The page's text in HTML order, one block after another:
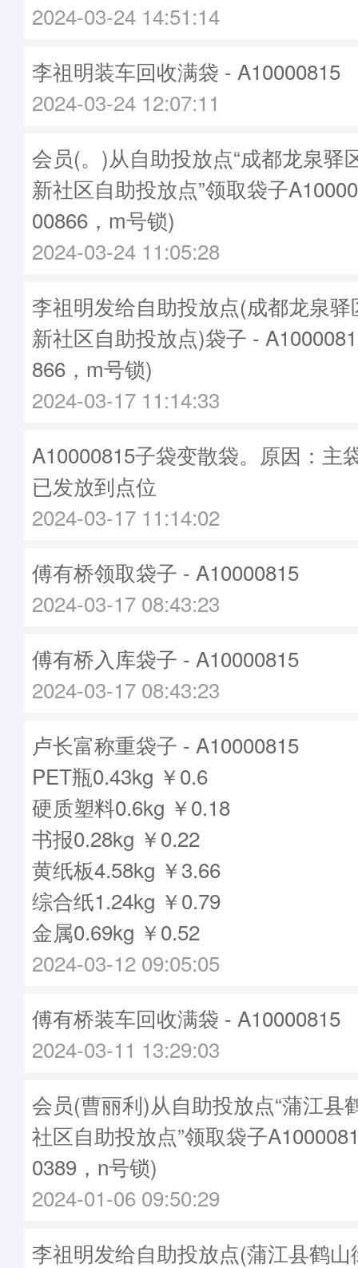
2024-03-24 14:51:14
李祖明装车回收满袋 - A10000815
2024-03-24 12:07:11
会员(。)从自助投放点“成都龙泉驿
新社区自助投放点”领取袋子
00866，m号锁)
2024-03-24 11:05:28
李祖明发给自助投放点(成都龙泉
新社区自助投放点)袋子 -
866，m号锁)
2024-03-17 11:14:33
A10000815子袋变散袋。原因：主
已发放到点位
2024-03-17 11:14:02
傅有桥领取袋子 - A10000815
2024-03-17 08:43:23
傅有桥入库袋子 - A10000815
2024-03-17 08:43:23
卢长富称重袋子 - A10000815
PET瓶0.43kg ￥0.6
硬质塑料0.6kg ￥0.18
书报0.28kg ￥0.22
黄纸板4.58kg ￥3.66
综合纸1.24kg ￥0.79
金属0.69kg ￥0.52
2024-03-12 09:05:05
傅有桥装车回收满袋 - A10000815
2024-03-11 13:29:03
会员(曹丽利)从自助投放点“蒲江县
社区自助投放点”领取袋子
0389，n号锁)
2024-01-06 09:50:29
李祖明发给自助投放点(蒲江县鹤